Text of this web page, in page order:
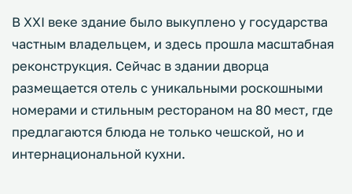
В XXI веке здание было выкуплено у государства
частным владельцем, и здесь прошла масштабная
реконструкция. Сейчас в здании дворца
размещается отель с уникальными роскошными
номерами и стильным рестораном на 80 мест, где
предлагаются блюда не только чешской, но и
интернациональной кухни.